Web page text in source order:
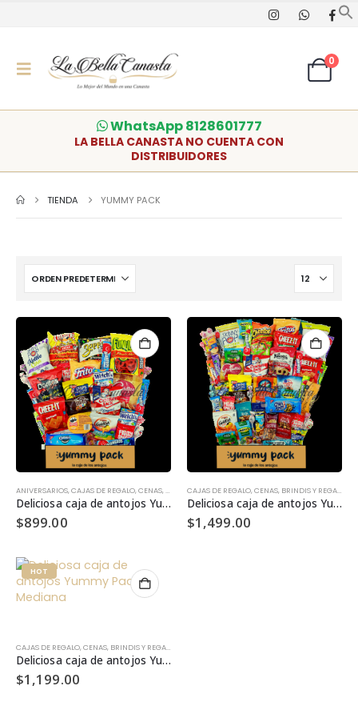
0
WhatsApp 8128601777
LA BELLA CANASTA NO CUENTA CON
DISTRIBUIDORES
TIENDA YUMMY PACK
ANIVERSARIOS,CAJAS DE REGALO,CENAS, BRINDIS Y REGALOS HOME OFFICE ,COMPRAR POR
Deliciosa caja de antojos Yummy Pack®
$899.00
CAJAS DE REGALO,CENAS, BRINDIS Y REGALOS HOME OFFICE
Deliciosa caja de antojos Yummy Pack® Grande
$1,499.00
HOT
CAJAS DE REGALO,CENAS, BRINDIS Y REGALOS HOME OFFICE
Deliciosa caja de antojos Yummy Pack® Mediana
$1,199.00